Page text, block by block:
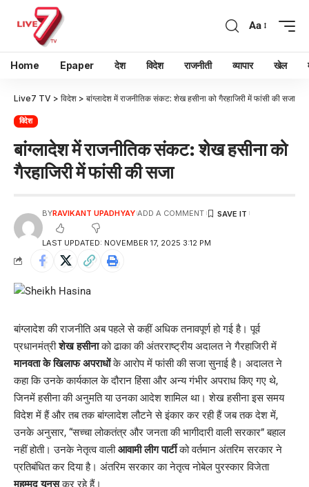
Aa
Home Epaper देश विदेश राजनीती व्यापार खेल
Live7 TV > विदेश > बांग्लादेश में राजनीतिक संकट: शेख हसीना को गैरहाजिरी में फांसी की सजा
विदेश
बांग्लादेश में राजनीतिक संकट: शेख हसीना को
गैरहाजिरी में फांसी की सजा
LAST UPDATED: NOVEMBER 17, 2025 3:12 PM
BYRAVIKANT UPADHYAY ADD A COMMENT
बांग्लादेश की राजनीति अब पहले से कहीं अधिक तनावपूर्ण हो गई है। पूर्व
प्रधानमंत्रीशेख हसीनाको ढाका की अंतरराष्ट्रीय अदालत ने गैरहाजिरी में
मानवता के खिलाफ अपराधोंके आरोप में फांसी की सजा सुनाई है। अदालत ने
कहा कि उनके कार्यकाल के दौरान हिंसा और अन्य गंभीर अपराध किए गए थे,
जिनमें हसीना की अनुमति या उनका आदेश शामिल था। शेख हसीना इस समय
विदेश में हैं और तब तक बांग्लादेश लौटने से इंकार कर रही हैं जब तक देश में,
उनके अनुसार, “सच्चा लोकतंत्र और जनता की भागीदारी वाली सरकार” बहाल
नहीं होती। उनके नेतृत्व वालीआवामी लीग पार्टीको वर्तमान अंतरिम सरकार ने
प्रतिबंधित कर दिया है। अंतरिम सरकार का नेतृत्व नोबेल पुरस्कार विजेता
मुहम्मद यूनुसकर रहे हैं।